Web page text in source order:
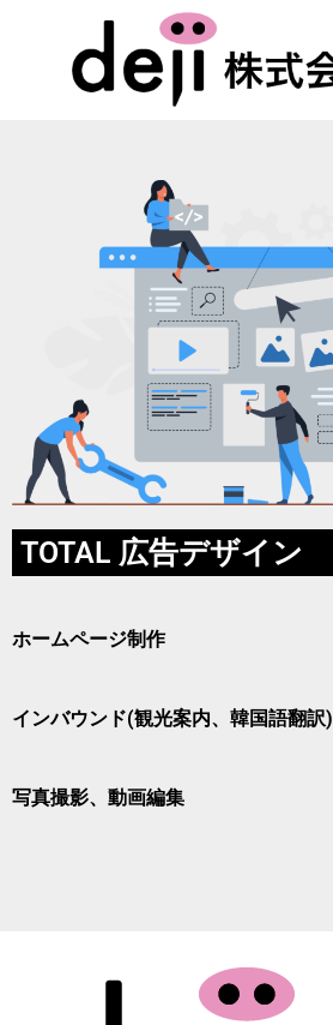
TOTAL 広告デザイン
ホームページ制作
インバウンド(観光案内、韓国語翻訳)
写真撮影、動画編集